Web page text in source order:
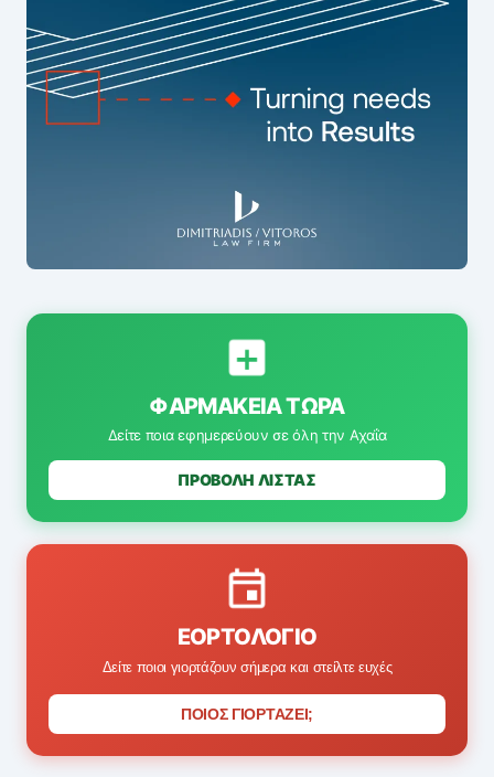
ΦΑΡΜΑΚΕΊΑ ΤΏΡΑ
Δείτε ποια εφημερεύουν σε όλη την Αχαΐα
ΠΡΟΒΟΛΗ ΛΙΣΤΑΣ
ΕΟΡΤΟΛΌΓΙΟ
Δείτε ποιοι γιορτάζουν σήμερα και στείλτε ευχές
ΠΟΙΟΣ ΓΙΟΡΤΑΖΕΙ;